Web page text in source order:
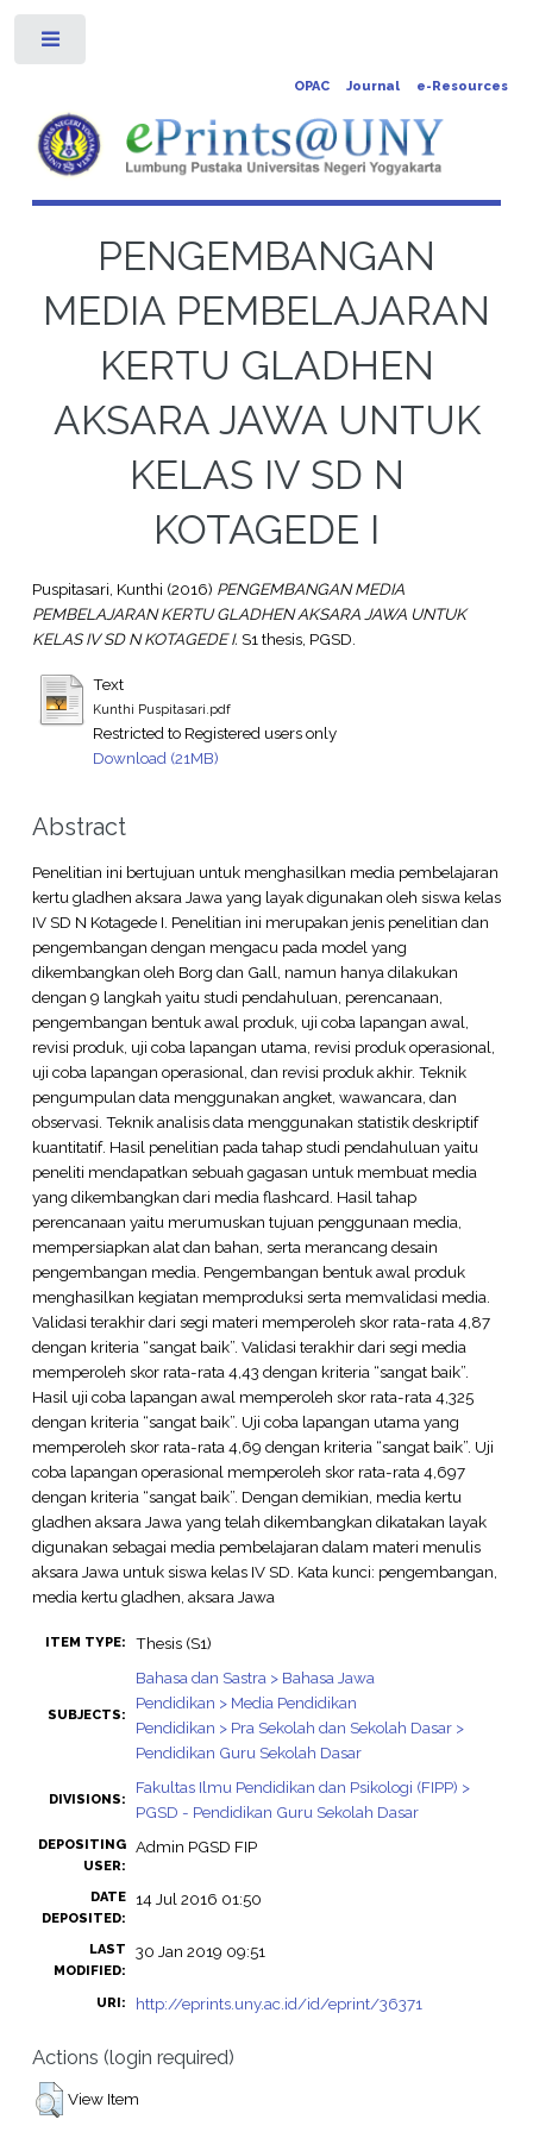
OPAC Journal e-Resources
PENGEMBANGAN
MEDIA PEMBELAJARAN
KERTU GLADHEN
AKSARA JAWA UNTUK
KELAS IV SD N
KOTAGEDE I
Puspitasari, Kunthi (2016) PENGEMBANGAN MEDIA
PEMBELAJARAN KERTU GLADHEN AKSARA JAWA UNTUK
KELAS IV SD N KOTAGEDE I. S1 thesis, PGSD.
Text
Kunthi Puspitasari.pdf
Restricted to Registered users only
Download (21MB)
Abstract
Penelitian ini bertujuan untuk menghasilkan media pembelajaran
kertu gladhen aksara Jawa yang layak digunakan oleh siswa kelas
IV SD N Kotagede I. Penelitian ini merupakan jenis penelitian dan
pengembangan dengan mengacu pada model yang
dikembangkan oleh Borg dan Gall, namun hanya dilakukan
dengan 9 langkah yaitu studi pendahuluan, perencanaan,
pengembangan bentuk awal produk, uji coba lapangan awal,
revisi produk, uji coba lapangan utama, revisi produk operasional,
uji coba lapangan operasional, dan revisi produk akhir. Teknik
pengumpulan data menggunakan angket, wawancara, dan
observasi. Teknik analisis data menggunakan statistik deskriptif
kuantitatif. Hasil penelitian pada tahap studi pendahuluan yaitu
peneliti mendapatkan sebuah gagasan untuk membuat media
yang dikembangkan dari media flashcard. Hasil tahap
perencanaan yaitu merumuskan tujuan penggunaan media,
mempersiapkan alat dan bahan, serta merancang desain
pengembangan media. Pengembangan bentuk awal produk
menghasilkan kegiatan memproduksi serta memvalidasi media.
Validasi terakhir dari segi materi memperoleh skor rata-rata 4,87
dengan kriteria “sangat baik”. Validasi terakhir dari segi media
memperoleh skor rata-rata 4,43 dengan kriteria “sangat baik”.
Hasil uji coba lapangan awal memperoleh skor rata-rata 4,325
dengan kriteria “sangat baik”. Uji coba lapangan utama yang
memperoleh skor rata-rata 4,69 dengan kriteria “sangat baik”. Uji
coba lapangan operasional memperoleh skor rata-rata 4,697
dengan kriteria “sangat baik”. Dengan demikian, media kertu
gladhen aksara Jawa yang telah dikembangkan dikatakan layak
digunakan sebagai media pembelajaran dalam materi menulis
aksara Jawa untuk siswa kelas IV SD. Kata kunci: pengembangan,
media kertu gladhen, aksara Jawa
ITEM TYPE: Thesis (S1)
SUBJECTS:
Bahasa dan Sastra > Bahasa Jawa
Pendidikan > Media Pendidikan
Pendidikan > Pra Sekolah dan Sekolah Dasar >
Pendidikan Guru Sekolah Dasar
DIVISIONS:
Fakultas Ilmu Pendidikan dan Psikologi (FIPP) >
PGSD - Pendidikan Guru Sekolah Dasar
DEPOSITING
USER:
Admin PGSD FIP
DATE
DEPOSITED:
14 Jul 2016 01:50
LAST
MODIFIED:
30 Jan 2019 09:51
URI: http://eprints.uny.ac.id/id/eprint/36371
Actions (login required)
View Item